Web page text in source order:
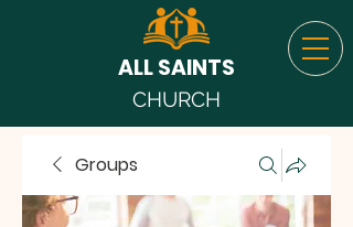
ALL SAINTS
CHURCH
Groups